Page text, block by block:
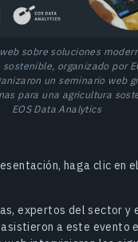
sobre soluciones
organizado por
un seminario web
para una agricultura
EOS Data Analytics
haga clic en el
expertos del sector y
a este evento